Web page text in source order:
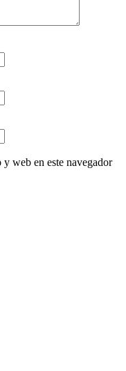
web en este navegador